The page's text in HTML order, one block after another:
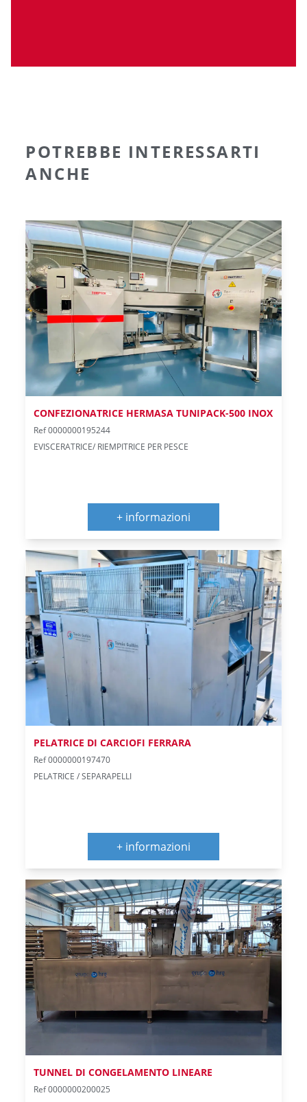
POTREBBE INTERESSARTI
ANCHE
CONFEZIONATRICE HERMASA TUNIPACK-500 INOX
Ref 0000000195244
EVISCERATRICE/ RIEMPITRICE PER PESCE
+ informazioni
PELATRICE DI CARCIOFI FERRARA
Ref 0000000197470
PELATRICE / SEPARAPELLI
+ informazioni
TUNNEL DI CONGELAMENTO LINEARE
Ref 0000000200025